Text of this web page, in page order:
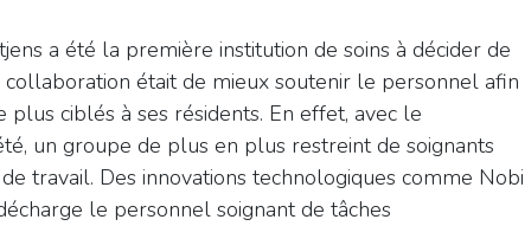
a été la première institution de soins à décider de
collaboration était de mieux soutenir le personnel afin
plus ciblés à ses résidents. En effet, avec le
un groupe de plus en plus restreint de soignants
travail. Des innovations technologiques comme Nobi
le personnel soignant de tâches